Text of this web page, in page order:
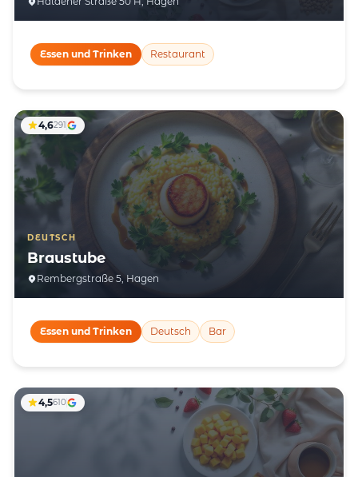
Essen und Trinken Restaurant
DEUTSCH
Braustube
Rembergstraße 5, Hagen
4,6291
Essen und Trinken Deutsch Bar
4,5610